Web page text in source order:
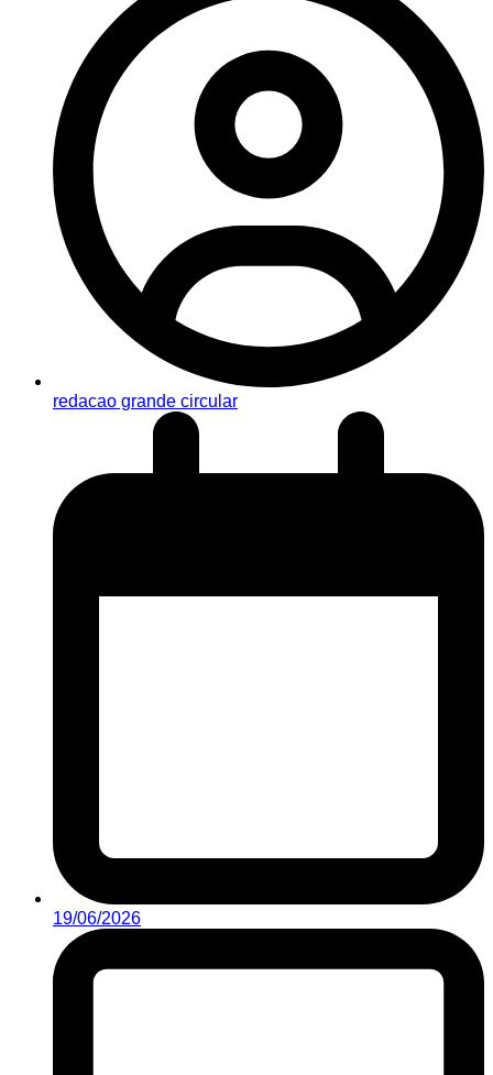
redacao grande circular
19/06/2026